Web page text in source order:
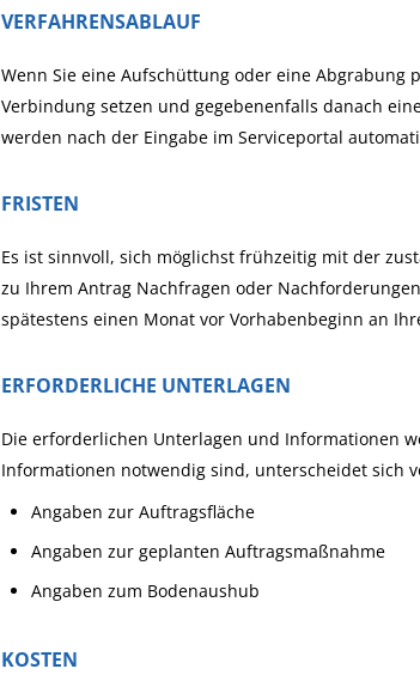
VERFAHRENSABLAUF
Wenn Sie eine Aufschüttung oder eine Abgrabung
Verbindung setzen und gegebenenfalls danach
werden nach der Eingabe im Serviceportal
FRISTEN
Es ist sinnvoll, sich möglichst frühzeitig mit der
zu Ihrem Antrag Nachfragen oder
spätestens einen Monat vor Vorhabenbeginn an
ERFORDERLICHE UNTERLAGEN
Die erforderlichen Unterlagen und Informationen
Informationen notwendig sind, unterscheidet sich
Angaben zur Auftragsfläche
Angaben zur geplanten Auftragsmaßnahme
Angaben zum Bodenaushub
KOSTEN